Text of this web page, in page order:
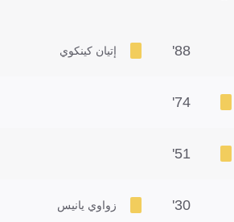
إتيان كينكوي 88'
74'
51'
زواوي يانيس 30'